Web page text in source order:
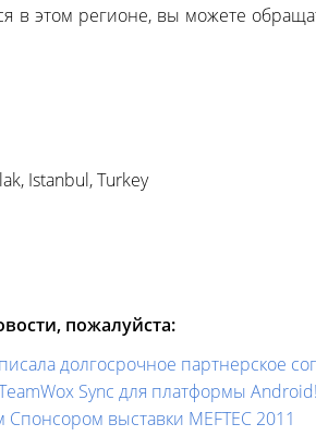
в этом регионе, вы можете
Istanbul, Turkey
пожалуйста:
долгосрочное партнерское
Sync для платформы Android!
выставки MEFTEC 2011